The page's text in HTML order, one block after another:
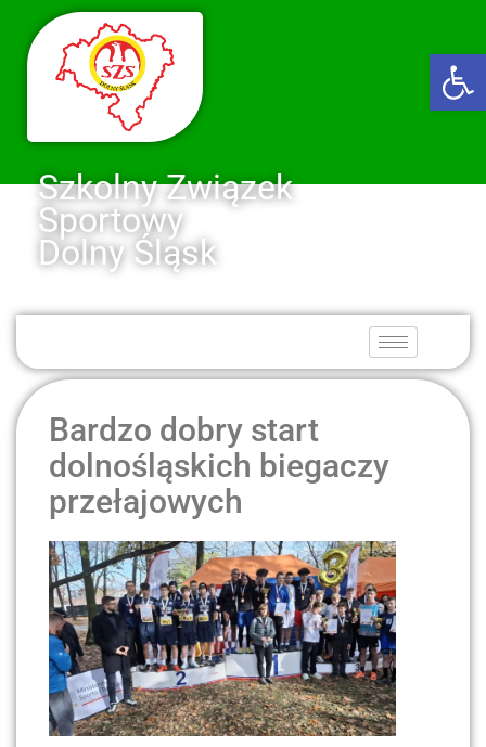
Szkolny Związek
Sportowy
Dolny Śląsk
Bardzo dobry start
dolnośląskich biegaczy
przełajowych